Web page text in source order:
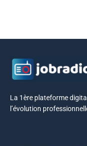
La 1ère plateforme
l’évolution